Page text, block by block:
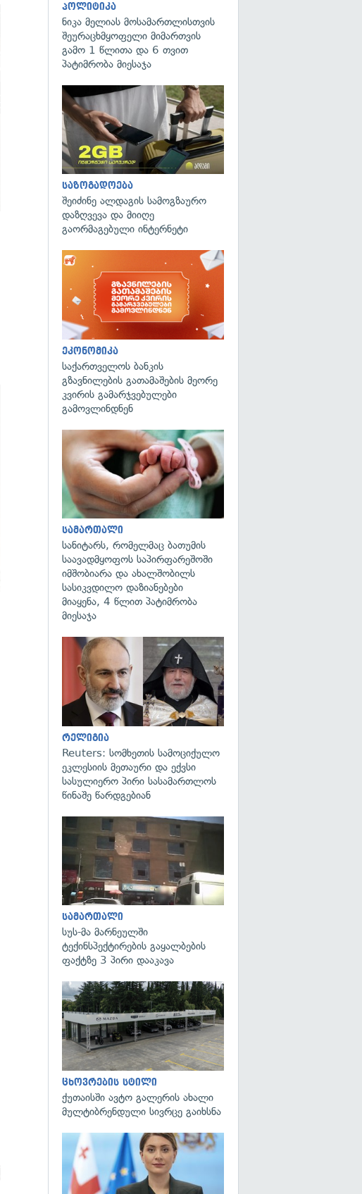
პოლიტიკა
ნიკა მელიას მოსამართლისთვის
შეურაცხმყოფელი მიმართვის
გამო 1 წლითა და 6 თვით
პატიმრობა მიესაჯა
საზოგადოება
შეიძინე ალდაგის სამოგზაურო
დაზღვევა და მიიღე
გაორმაგებული ინტერნეტი
ეკონომიკა
საქართველოს ბანკის
გზავნილების გათამაშების მეორე
კვირის გამარჯვებულები
გამოვლინდნენ
სამართალი
სანიტარს, რომელმაც ბათუმის
საავადმყოფოს საპირფარეშოში
იმშობიარა და ახალშობილს
სასიკვდილო დაზიანებები
მიაყენა, 4 წლით პატიმრობა
მიესაჯა
რელიგია
Reuters: სომხეთის სამოციქულო
ეკლესიის მეთაური და ექვსი
სასულიერო პირი სასამართლოს
წინაშე წარდგებიან
სამართალი
სუს-მა მარნეულში
ტექინსპექტირების გაყალბების
ფაქტზე 3 პირი დააკავა
ცხოვრების სტილი
ქუთაისში ავტო გალერის ახალი
მულტიბრენდული სივრცე გაიხსნა